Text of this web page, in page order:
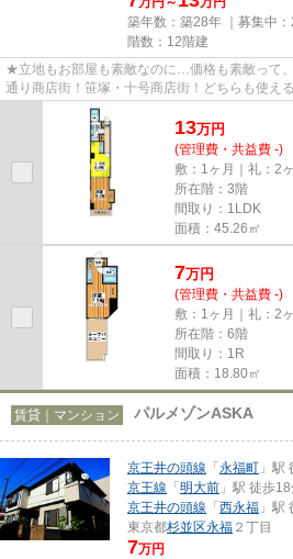
築年数：築28年 ｜募集中：
階数：12階建
★立地もお部屋も素敵なのに…価格も素敵って
通り商店街！笹塚・十号商店街！どちらも使え
レベーター付のマンション★2人...
13万円
(管理費・共益費 -)
敷：1ヶ月｜礼：2
所在階：3階
間取り：1LDK
面積：45.26㎡
7万円
(管理費・共益費 -)
敷：1ヶ月｜礼：2
所在階：6階
間取り：1R
面積：18.80㎡
賃貸｜マンション パルメゾンASKA
京王井の頭線 「永福町 」駅
京王線 「明大前 」駅 徒歩
京王井の頭線 「西永福 」駅
東京都杉並区永福 ２丁目
7万円